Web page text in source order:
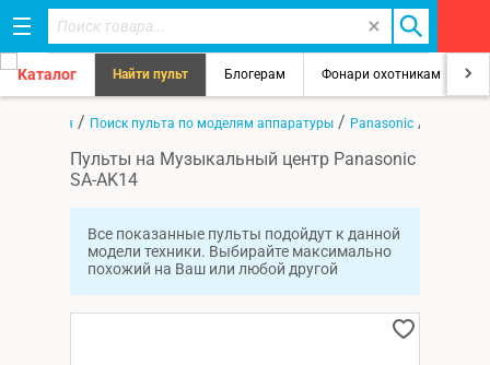
Каталог Найти пульт Блогерам Фонари охотникам
Главная / Поиск пульта по моделям аппаратуры / Panasonic /
Пульты на Музыкальный центр Panasonic
SA-AK14
Все показанные пульты подойдут к данной
модели техники. Выбирайте максимально
похожий на Ваш или любой другой